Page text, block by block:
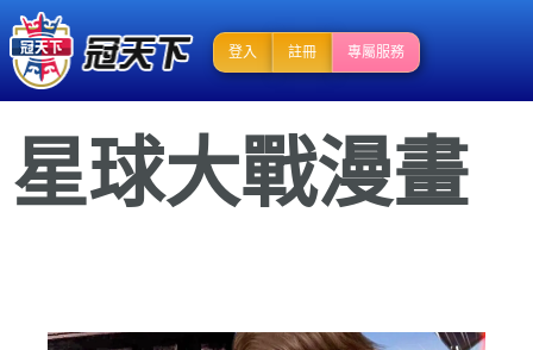
登入 註冊 專屬服務
星球大戰漫畫